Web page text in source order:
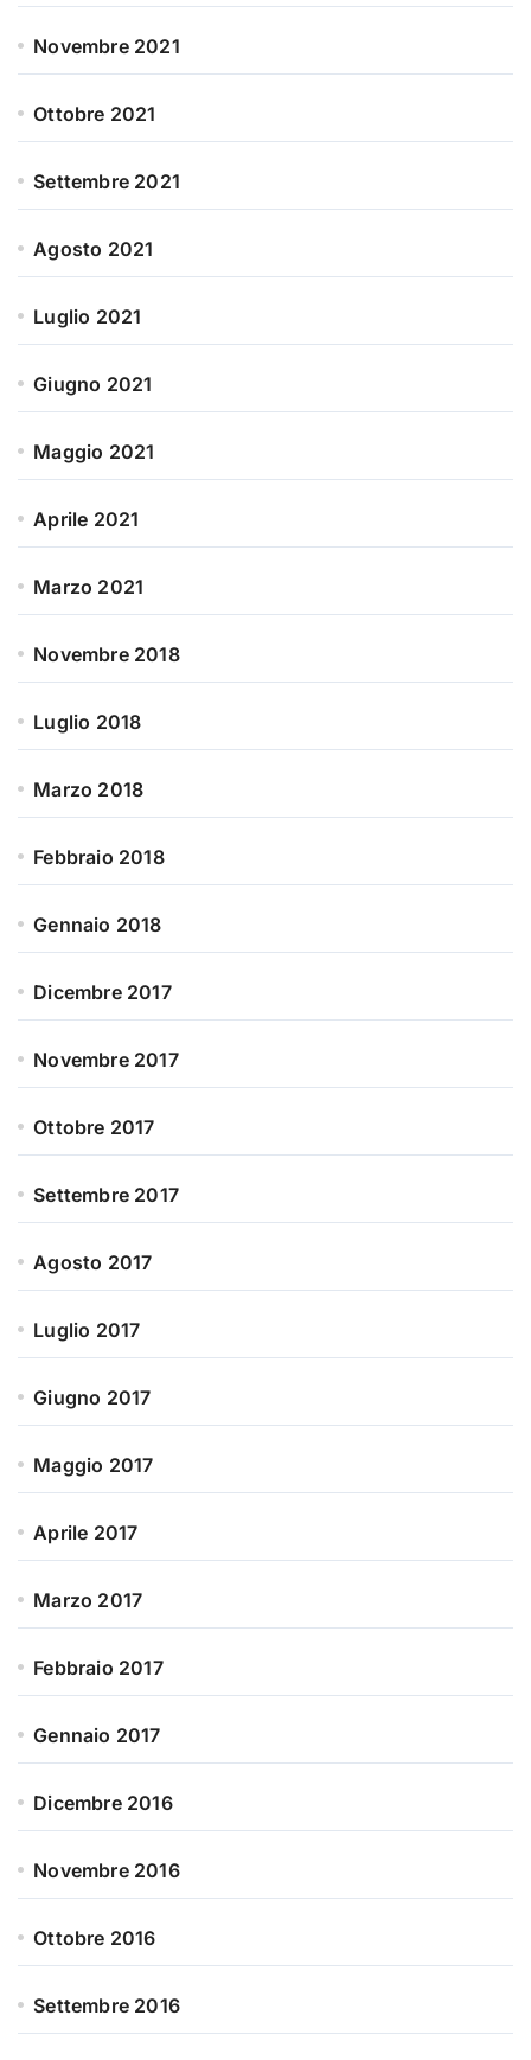
Novembre 2021
Ottobre 2021
Settembre 2021
Agosto 2021
Luglio 2021
Giugno 2021
Maggio 2021
Aprile 2021
Marzo 2021
Novembre 2018
Luglio 2018
Marzo 2018
Febbraio 2018
Gennaio 2018
Dicembre 2017
Novembre 2017
Ottobre 2017
Settembre 2017
Agosto 2017
Luglio 2017
Giugno 2017
Maggio 2017
Aprile 2017
Marzo 2017
Febbraio 2017
Gennaio 2017
Dicembre 2016
Novembre 2016
Ottobre 2016
Settembre 2016